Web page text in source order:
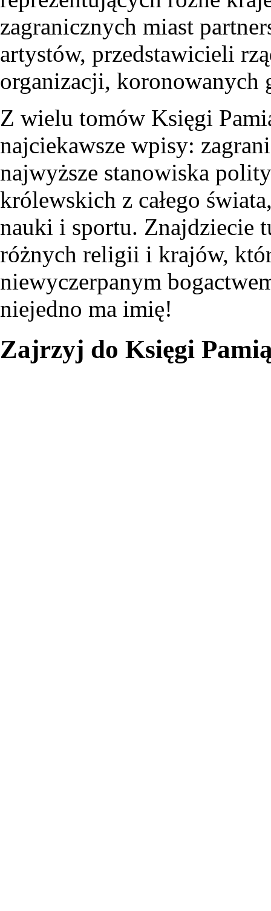
zagranicznych miast
artystów, przedstawicieli
organizacji, koronowanych
Z wielu tomów Księgi
najciekawsze wpisy:
najwyższe stanowiska
królewskich z całego
nauki i sportu. Znajdziecie
różnych religii i krajów,
niewyczerpanym
niejedno ma imię!
Zajrzyj do Księgi